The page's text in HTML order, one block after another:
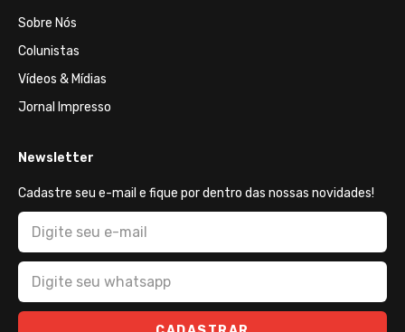
Sobre Nós
Colunistas
Vídeos & Mídias
Jornal Impresso
Newsletter
Cadastre seu e-mail e fique por dentro das nossas novidades!